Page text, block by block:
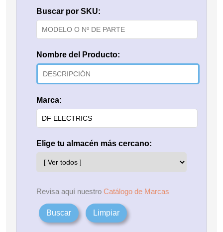
Buscar por SKU:
Nombre del Producto:
Marca:
Elige tu almacén más cercano:
Revisa aquí nuestro Catálogo de Marcas
Buscar Limpiar